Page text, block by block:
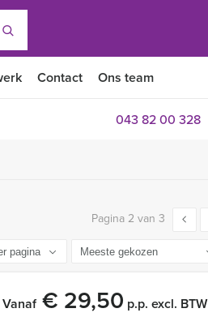
Contact Ons team
043 82 00 328
Pagina 2 van 3
Vanaf€ 29,50 p.p. excl. BTW